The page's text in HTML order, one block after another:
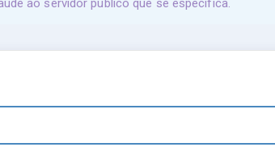
ao servidor publico que se especifica.